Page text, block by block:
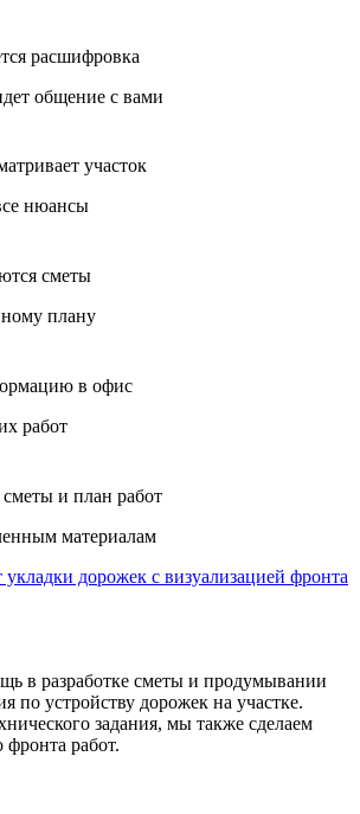
расшифровка
общение с вами
участок
нюансы
сметы
плану
в офис
работ
и план работ
материалам
в разработке сметы и продумывании
по устройству дорожек на участке.
задания, мы также сделаем
фронта работ.